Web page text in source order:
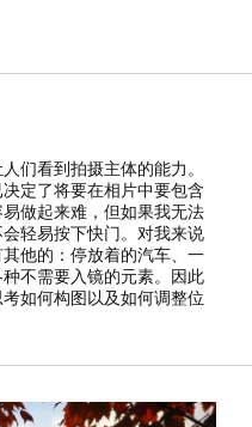
们看到拍摄主体的能力。
定了将要在相片中要包含
做起来难，但如果我无法
轻易按下快门。对我来说
他的：停放着的汽车、一
不需要入镜的元素。因此
如何构图以及如何调整位